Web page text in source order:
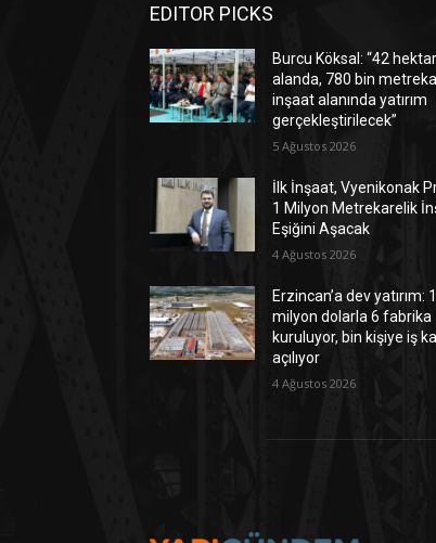
EDITOR PICKS
Burcu Köksal: “42
alanda, 780 bin
inşaat alanında yatırım
gerçekleştirilecek”
5 Ağustos 2026
İlk İnşaat, Vyenikonak
1 Milyon Metrekarelik
Eşiğini Aşacak
4 Ağustos 2026
Erzincan’a dev yatırım:
milyon dolarla 6 fabrika
kuruluyor, bin kişiye iş
açılıyor
4 Ağustos 2026